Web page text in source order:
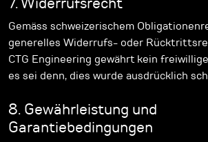
Gemäss schweizerischem
generelles Widerrufs- oder
CTG Engineering gewährt kein
es sei denn, dies wurde ausdrücklich
8. Gewährleistung und
Garantiebedingungen